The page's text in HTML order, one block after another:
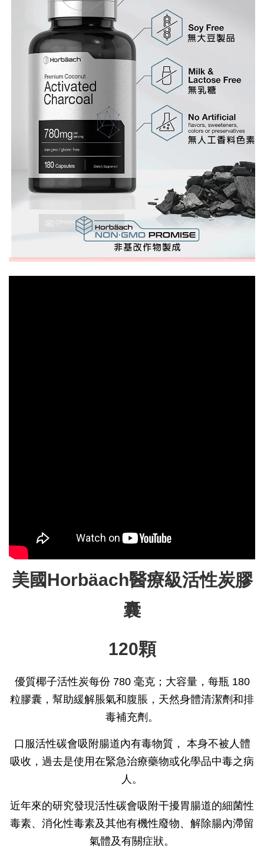
美國Horbäach醫療級活性炭膠
囊
120顆
優質椰子活性炭每份 780 毫克；大容量，每瓶 180
粒膠囊， 幫助緩解脹氣和腹脹， 天然身體清潔劑和排
毒補充劑。
口服活性碳會吸附腸道內有毒物質， 本身不被人體
吸收，過去是使用在緊急治療藥物或化學品中毒之病
人。
近年來的研究發現活性碳會吸附干擾胃腸道的細菌性
毒素、消化性毒素及其他有機性廢物、解除腸內滯留
氣體及有關症狀。